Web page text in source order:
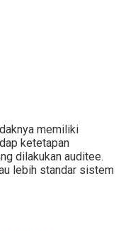
memiliki
ketetapan
dilakukan auditee.
lebih standar sistem